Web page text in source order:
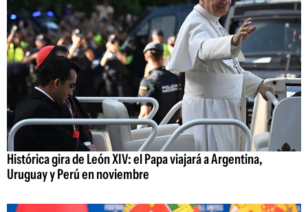
Histórica gira de León XIV: el Papa viajará a Argentina,
Uruguay y Perú en noviembre